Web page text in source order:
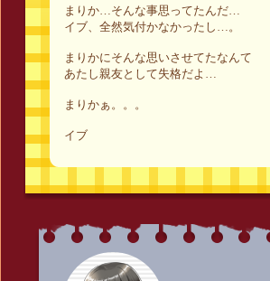
まりか…そんな事思ってたんだ…
イブ、全然気付かなかったし…。
まりかにそんな思いさせてたなんて
あたし親友として失格だよ…
まりかぁ。。。
イブ